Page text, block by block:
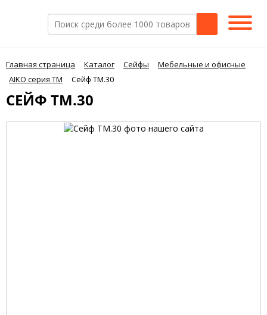
Главная страница Каталог Сейфы
Мебельные и офисные
AIKO серия TM
Сейф TM.30
СЕЙФ TM.30